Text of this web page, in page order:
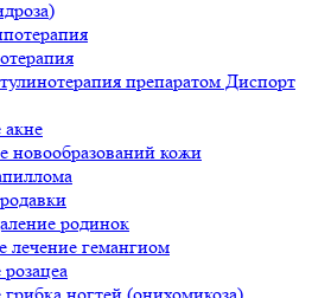
препаратом Диспорт
акне
новообразований кожи
родинок
лечение гемангиом